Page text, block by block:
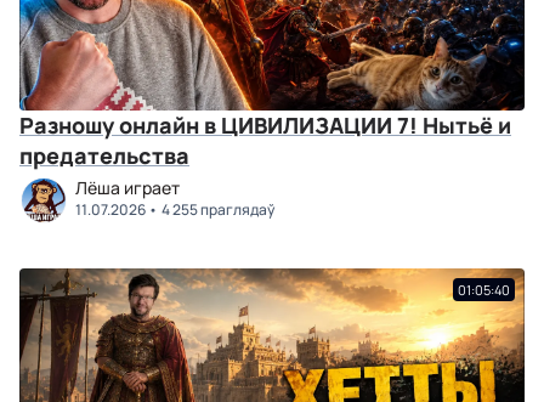
Разношу онлайн в ЦИВИЛИЗАЦИИ 7! Нытьё и
предательства
Лёша играет
11.07.2026 4 255 праглядаў
01:05:40